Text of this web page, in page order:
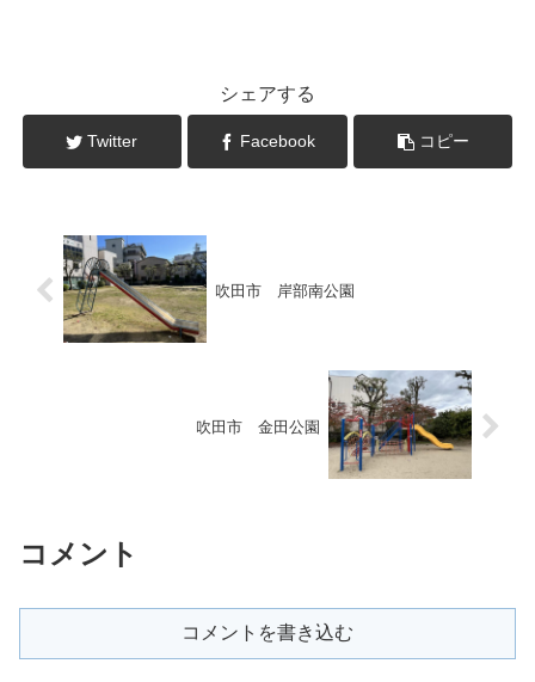
シェアする
Twitter Facebook コピー
吹田市 岸部南公園
吹田市 金田公園
コメント
コメントを書き込む